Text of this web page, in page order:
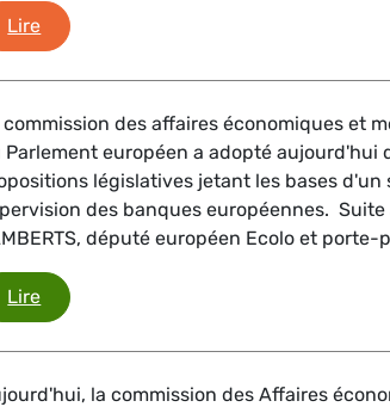
LireL'hebdo en bref
commission des affaires économiques et
Parlement européen a adopté aujourd'hui
législatives jetant les bases d'un
des banques européennes.
député européen Ecolo et porte-
LireUnion bancaire
la commission des Affaires